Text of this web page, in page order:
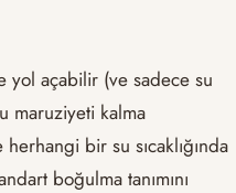
yol açabilir (ve sadece su
maruziyeti kalma
bir su sıcaklığında
boğulma tanımını